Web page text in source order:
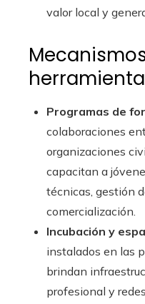
valor local y
Programas de
colaboraciones
organizaciones
capacitan a
técnicas, gestión
comercialización.
Incubación y
instalados en las
brindan
profesional y